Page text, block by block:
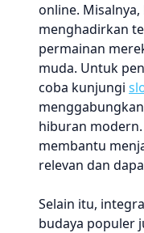
online.
menghadirkan
permainan
muda. Untuk
coba kunjungi
hiburan
membantu
relevan dan
Selain itu,
budaya populer